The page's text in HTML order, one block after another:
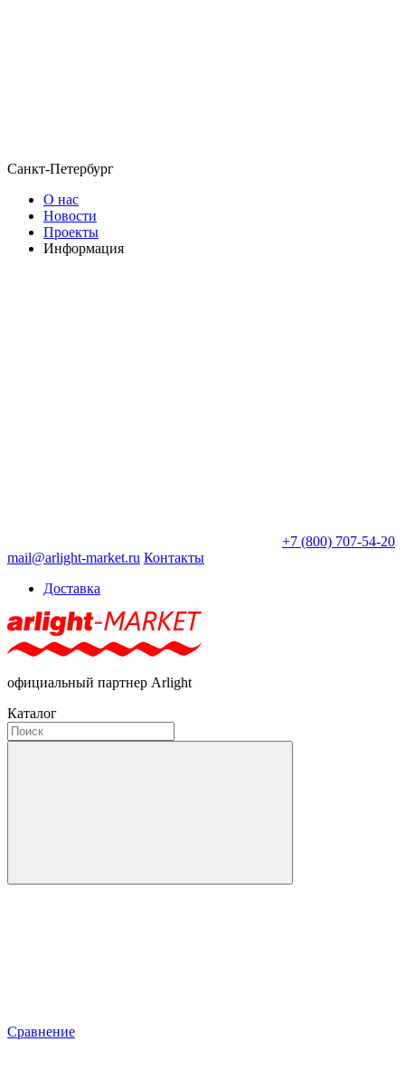
Санкт-Петербург
О нас
Новости
Проекты
Информация
+7 (800) 707-54-20
mail@arlight-market.ru Контакты
Доставка
официальный партнер Arlight
Каталог
Сравнение